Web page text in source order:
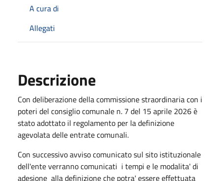
A cura di
Allegati
Descrizione
Con deliberazione della commissione straordinaria con i
poteri del consiglio comunale n. 7 del 15 aprile 2026 è
stato adottato il regolamento per la definizione
agevolata delle entrate comunali.
Con successivo avviso comunicato sul sito istituzionale
dell'ente verranno comunicati i tempi e le modalita' di
adesione alla definizione che potra' essere effettuata